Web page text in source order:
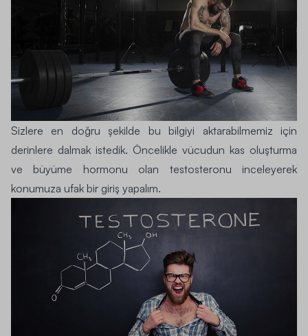
Sizlere en doğru şekilde bu bilgiyi aktarabilmemiz için
derinlere dalmak istedik. Öncelikle vücudun kas oluşturma
ve büyüme hormonu olan testosteronu inceleyerek
konumuza ufak bir giriş yapalım.